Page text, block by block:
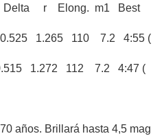
Delta r Elong. m1 Best
0.525 1.265 110 7.2 4:55 (
1.272 112 7.2 4:47 (
años. Brillará hasta 4,5 mag